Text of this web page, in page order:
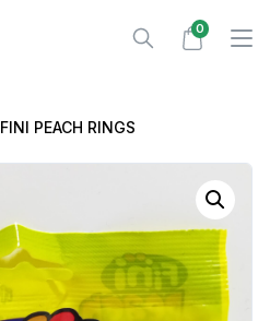
0
FINI PEACH RINGS